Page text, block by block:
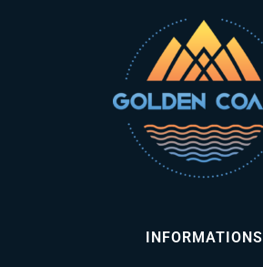
INFORMATIONS